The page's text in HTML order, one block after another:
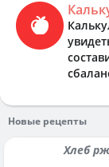
Новые рецепты
Хлеб